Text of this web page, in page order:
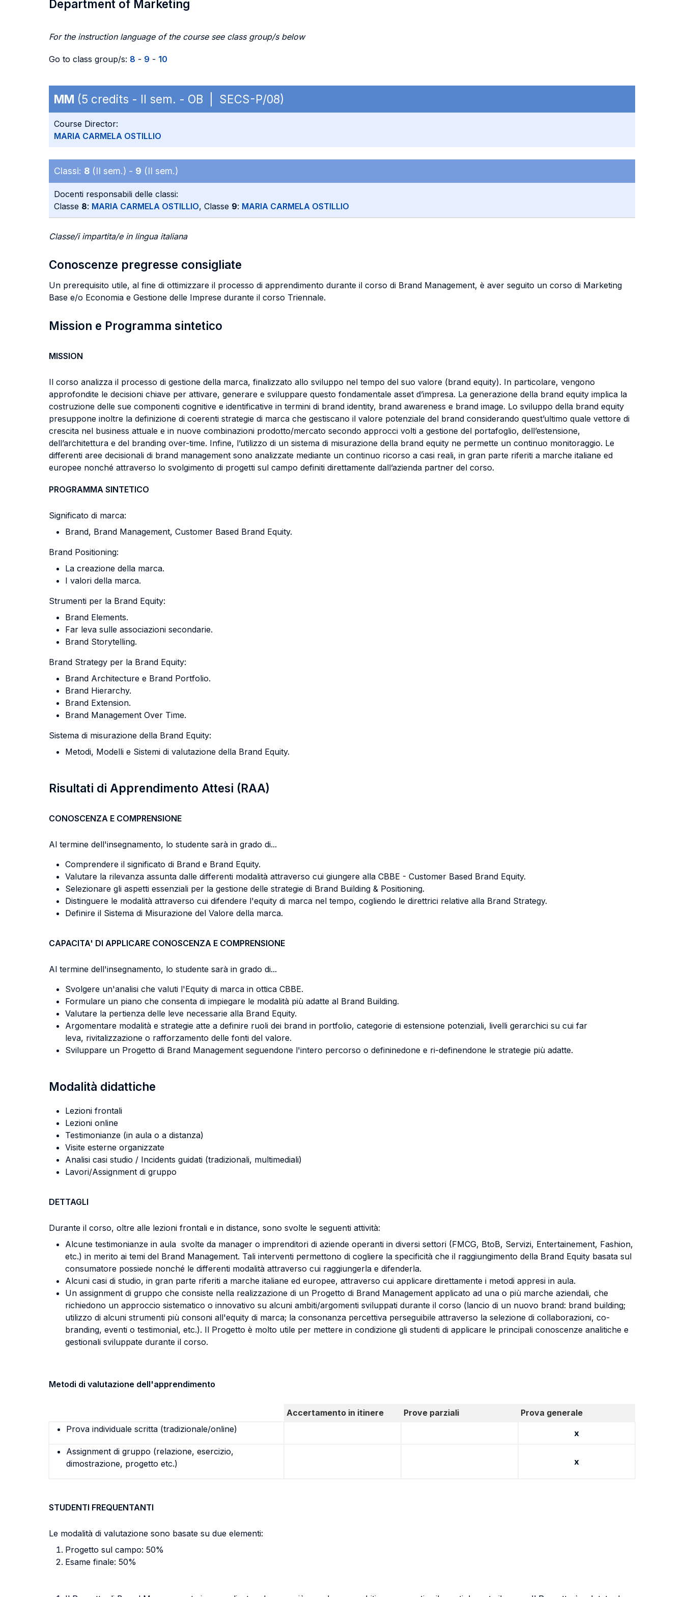
Department of Marketing
For the instruction language of the course see class group/s below
Go to class group/s: 8 - 9 - 10
MM (5 credits - II sem. - OB | SECS-P/08)
Course Director:
MARIA CARMELA OSTILLIO
Classi: 8 (II sem.) - 9 (II sem.)
Docenti responsabili delle classi:
Classe 8: MARIA CARMELA OSTILLIO, Classe 9: MARIA CARMELA OSTILLIO
Classe/i impartita/e in lingua italiana
Conoscenze pregresse consigliate
Un prerequisito utile, al fine di ottimizzare il processo di apprendimento durante il corso di Brand Management, è aver seguito un corso di Marketing
Base e/o Economia e Gestione delle Imprese durante il corso Triennale.
Mission e Programma sintetico
MISSION
Il corso analizza il processo di gestione della marca, finalizzato allo sviluppo nel tempo del suo valore (brand equity). In particolare, vengono
approfondite le decisioni chiave per attivare, generare e sviluppare questo fondamentale asset d’impresa. La generazione della brand equity implica la
costruzione delle sue componenti cognitive e identificative in termini di brand identity, brand awareness e brand image. Lo sviluppo della brand equity
presuppone inoltre la definizione di coerenti strategie di marca che gestiscano il valore potenziale del brand considerando quest’ultimo quale vettore di
crescita nel business attuale e in nuove combinazioni prodotto/mercato secondo approcci volti a gestione del portafoglio, dell’estensione,
dell’architettura e del branding over-time. Infine, l’utilizzo di un sistema di misurazione della brand equity ne permette un continuo monitoraggio. Le
differenti aree decisionali di brand management sono analizzate mediante un continuo ricorso a casi reali, in gran parte riferiti a marche italiane ed
europee nonché attraverso lo svolgimento di progetti sul campo definiti direttamente dall’azienda partner del corso.
PROGRAMMA SINTETICO
Significato di marca:
Brand, Brand Management, Customer Based Brand Equity.
Brand Positioning:
La creazione della marca.
I valori della marca.
Strumenti per la Brand Equity:
Brand Elements.
Far leva sulle associazioni secondarie.
Brand Storytelling.
Brand Strategy per la Brand Equity:
Brand Architecture e Brand Portfolio.
Brand Hierarchy.
Brand Extension.
Brand Management Over Time.
Sistema di misurazione della Brand Equity:
Metodi, Modelli e Sistemi di valutazione della Brand Equity.
Risultati di Apprendimento Attesi (RAA)
CONOSCENZA E COMPRENSIONE
Al termine dell'insegnamento, lo studente sarà in grado di...
Comprendere il significato di Brand e Brand Equity.
Valutare la rilevanza assunta dalle differenti modalità attraverso cui giungere alla CBBE - Customer Based Brand Equity.
Selezionare gli aspetti essenziali per la gestione delle strategie di Brand Building & Positioning.
Distinguere le modalità attraverso cui difendere l'equity di marca nel tempo, cogliendo le direttrici relative alla Brand Strategy.
Definire il Sistema di Misurazione del Valore della marca.
CAPACITA' DI APPLICARE CONOSCENZA E COMPRENSIONE
Al termine dell'insegnamento, lo studente sarà in grado di...
Svolgere un'analisi che valuti l'Equity di marca in ottica CBBE.
Formulare un piano che consenta di impiegare le modalità più adatte al Brand Building.
Valutare la pertienza delle leve necessarie alla Brand Equity.
Argomentare modalità e strategie atte a definire ruoli dei brand in portfolio, categorie di estensione potenziali, livelli gerarchici su cui far
leva, rivitalizzazione o rafforzamento delle fonti del valore.
Sviluppare un Progetto di Brand Management seguendone l'intero percorso o defininedone e ri-definendone le strategie più adatte.
Modalità didattiche
Lezioni frontali
Lezioni online
Testimonianze (in aula o a distanza)
Visite esterne organizzate
Analisi casi studio / Incidents guidati (tradizionali, multimediali)
Lavori/Assignment di gruppo
DETTAGLI
Durante il corso, oltre alle lezioni frontali e in distance, sono svolte le seguenti attività:
Alcune testimonianze in aula svolte da manager o imprenditori di aziende operanti in diversi settori (FMCG, BtoB, Servizi, Entertainement, Fashion,
etc.) in merito ai temi del Brand Management. Tali interventi permettono di cogliere la specificità che il raggiungimento della Brand Equity basata sul
consumatore possiede nonché le differenti modalità attraverso cui raggiungerla e difenderla.
Alcuni casi di studio, in gran parte riferiti a marche italiane ed europee, attraverso cui applicare direttamente i metodi appresi in aula.
Un assignment di gruppo che consiste nella realizzazione di un Progetto di Brand Management applicato ad una o più marche aziendali, che
richiedono un approccio sistematico o innovativo su alcuni ambiti/argomenti sviluppati durante il corso (lancio di un nuovo brand: brand building;
utilizzo di alcuni strumenti più consoni all'equity di marca; la consonanza percettiva perseguibile attraverso la selezione di collaborazioni, co-
branding, eventi o testimonial, etc.). Il Progetto è molto utile per mettere in condizione gli studenti di applicare le principali conoscenze analitiche e
gestionali sviluppate durante il corso.
Metodi di valutazione dell'apprendimento
Accertamento in itinere Prove parziali
Prova generale
Prova individuale scritta (tradizionale/online)
x
Assignment di gruppo (relazione, esercizio,
dimostrazione, progetto etc.)
x
STUDENTI FREQUENTANTI
Le modalità di valutazione sono basate su due elementi:
Progetto sul campo: 50%
Esame finale: 50%